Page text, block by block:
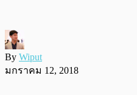
By Wiput
มกราคม 12, 2018